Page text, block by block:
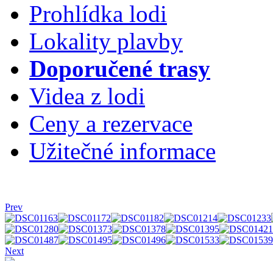
Prohlídka lodi
Lokality plavby
Doporučené trasy
Videa z lodi
Ceny a rezervace
Užitečné informace
Prev
Next